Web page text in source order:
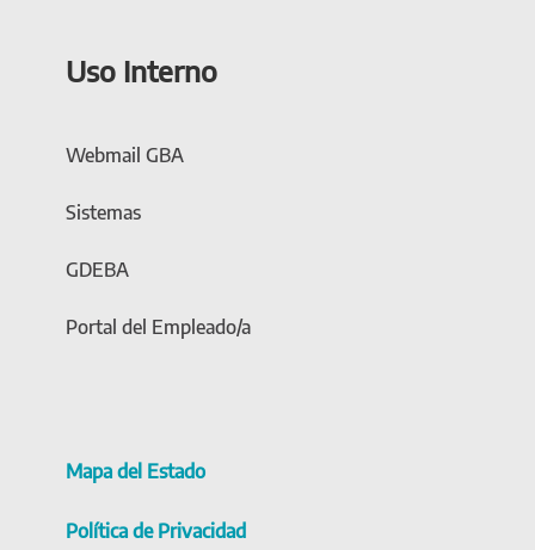
Uso Interno
Webmail GBA
Sistemas
GDEBA
Portal del Empleado/a
Mapa del Estado
Política de Privacidad